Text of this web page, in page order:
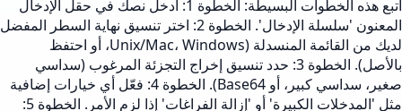
اتبع هذه الخطوات البسيطة: الخطوة 1: أدخل نصك في حقل الإدخال
المعنون 'سلسلة الإدخال'. الخطوة 2: اختر تنسيق نهاية السطر المفضل
لديك من القائمة المنسدلة (Unix/Mac، Windows، أو احتفظ
بالأصل). الخطوة 3: حدد تنسيق إخراج التجزئة المرغوب (سداسي
صغير، سداسي كبير، أو Base64). الخطوة 4: فعّل أي خيارات إضافية
مثل 'المدخلات الكبيرة' أو 'إزالة الفراغات' إذا لزم الأمر. الخطوة 5: